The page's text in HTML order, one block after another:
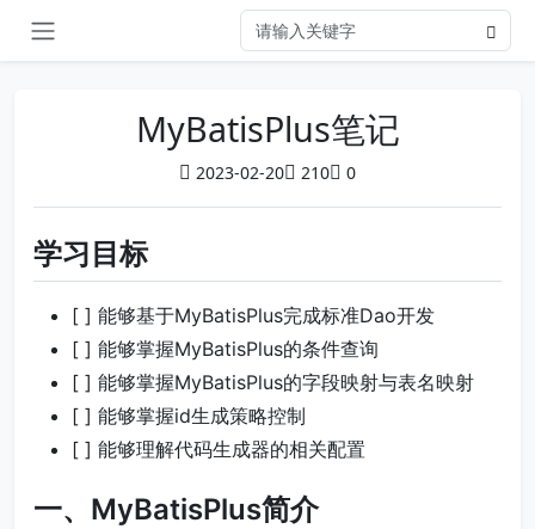
MyBatisPlus笔记
2023-02-20 210 0
学习目标
[ ] 能够基于MyBatisPlus完成标准Dao开发
[ ] 能够掌握MyBatisPlus的条件查询
[ ] 能够掌握MyBatisPlus的字段映射与表名映射
[ ] 能够掌握id生成策略控制
[ ] 能够理解代码生成器的相关配置
一、MyBatisPlus简介